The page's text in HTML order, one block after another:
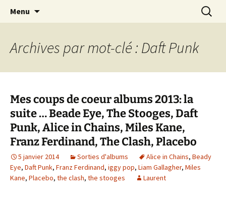
Laurent Rieppi
Journaliste musical · Historien du rock ·
Conférencier
Menu
Archives par mot-clé : Daft Punk
Mes coups de coeur albums 2013: la
suite … Beade Eye, The Stooges, Daft
Punk, Alice in Chains, Miles Kane,
Franz Ferdinand, The Clash, Placebo
5 janvier 2014 Sorties d'albums Alice in Chains, Beady
Eye, Daft Punk, Franz Ferdinand, iggy pop, Liam Gallagher, Miles
Kane, Placebo, the clash, the stooges Laurent